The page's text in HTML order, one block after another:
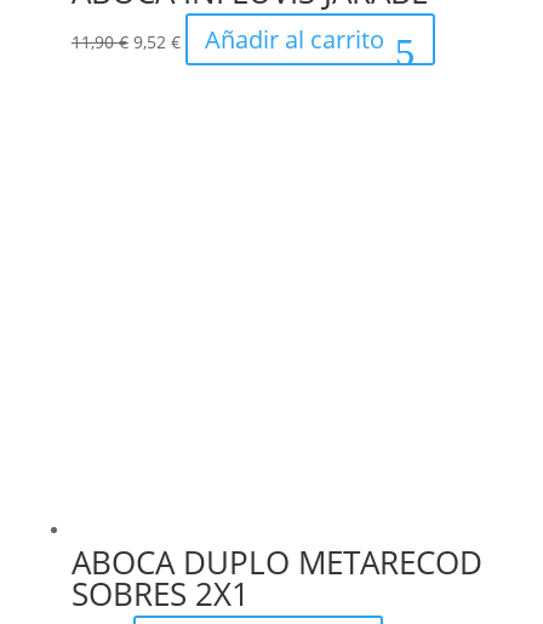
11,90€ El
9,52 €El
precio
Añadir al carrito
ABOCA DUPLO METARECOD
SOBRES 2X1